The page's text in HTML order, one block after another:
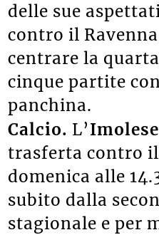
delle sue
contro il
centrare la
cinque partite
panchina.
Calcio. L’Imolese
trasferta contro
domenica alle
subito dalla
stagionale e per